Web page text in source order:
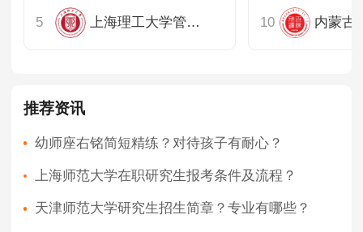
上海理工大学管理学院
推荐资讯
幼师座右铭简短精练？对待孩子有耐心？
上海师范大学在职研究生报考条件及流程？
天津师范大学研究生招生简章？专业有哪些？